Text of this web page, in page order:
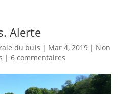
Alerte
du buis | Mar 4, 2019| Non
| 6 commentaires